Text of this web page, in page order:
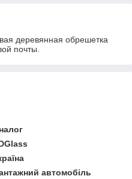
деревянная обрешетка
почты.
автомобіль